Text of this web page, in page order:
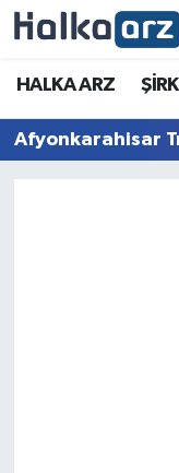
HALKA ARZ
Afyonkarahisar
HALKA ARZ
SERMAYE